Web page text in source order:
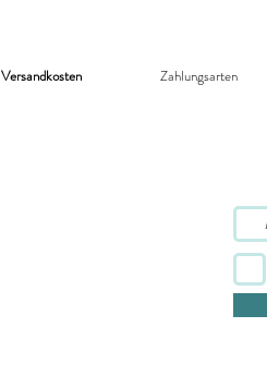
Versandkosten Zahlungsarten